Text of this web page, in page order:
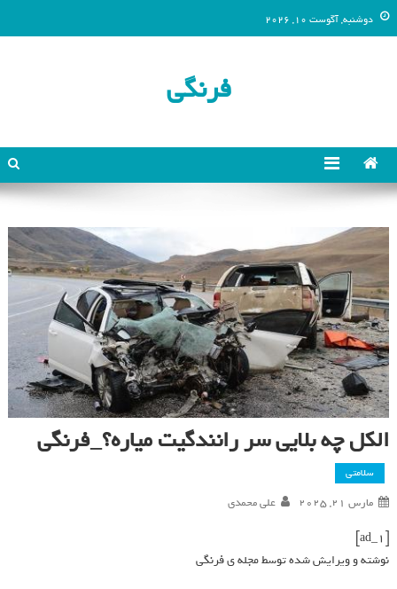
دوشنبه, آگوست 10, 2026
فرنگی
الکل چه بلایی سر رانندگیت میاره؟_فرنگی
سلامتی
مارس 21, 2025 علی محمدی
[ad_1]
نوشته و ویرایش شده توسط مجله ی فرنگی